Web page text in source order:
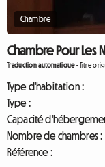
Chambre
Chambre Pour Les
Traduction automatique-Titre
Type d'habitation :
Type :
Capacité
Nombre de chambres :
Référence :